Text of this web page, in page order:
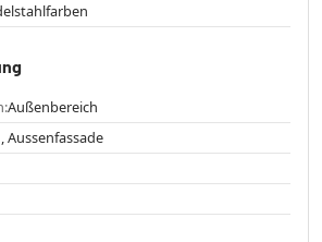
Außenbereich
Aussenfassade